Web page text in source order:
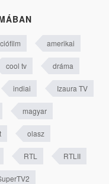
amerikai
cool tv dráma
indiai Izaura TV
magyar
olasz
RTL RTLII